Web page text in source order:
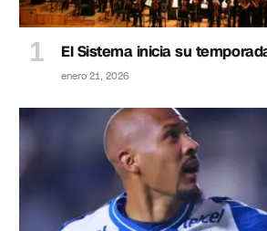
El Sistema inicia su
enero 21, 2026